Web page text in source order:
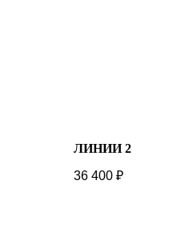
ЛИНИИ 2
36 400 ₽